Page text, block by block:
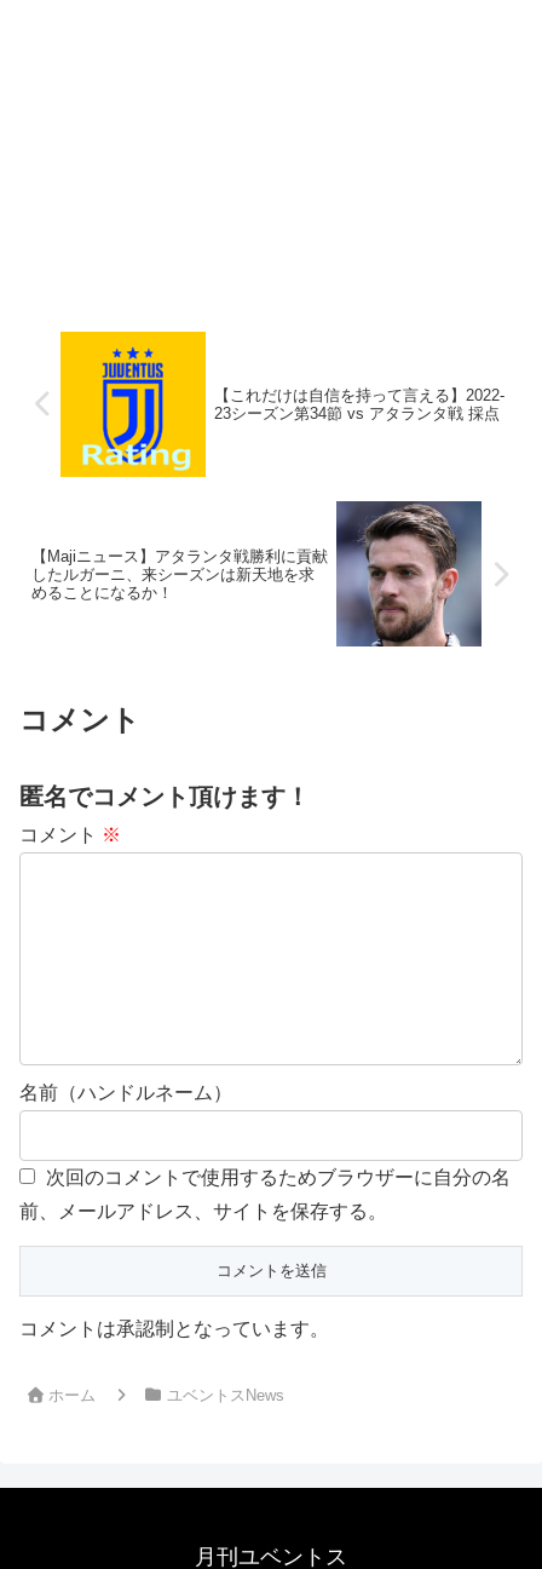
【これだけは自信を持って言える】2022-
23シーズン第34節 vs アタランタ戦 採点
【Majiニュース】アタランタ戦勝利に貢献
したルガーニ、来シーズンは新天地を求
めることになるか！
コメント
匿名でコメント頂けます！
コメント ※
名前（ハンドルネーム）
次回のコメントで使用するためブラウザーに自分の名
前、メールアドレス、サイトを保存する。
コメントは承認制となっています。
ホーム ユベントスNews
月刊ユベントス